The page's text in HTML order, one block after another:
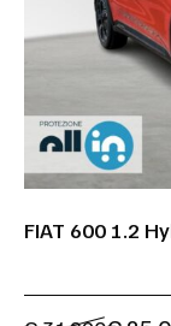
FIAT 600 1.2